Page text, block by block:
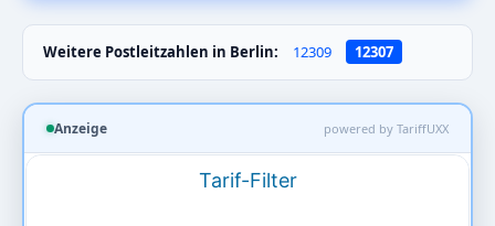
Weitere Postleitzahlen in Berlin: 12309 12307
Anzeige powered by TariffUXX